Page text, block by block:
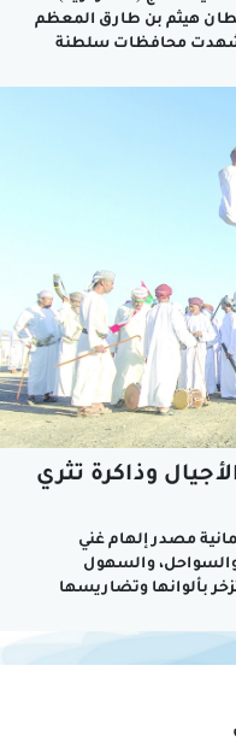
هيثم بن طارق المعظم
شهدت محافظات سلطنة
تنفيذ المشاريع
وتوسيعها والسرعة في إنجازها، مستندة إلى منح المحافظات
وذاكرة تثري
مصدر إلهام غني
والسواحل، والسهول
بألوانها وتضاريسها
روح المكان وتعزز الارتباط
العمل الفني بصمة مميزة،